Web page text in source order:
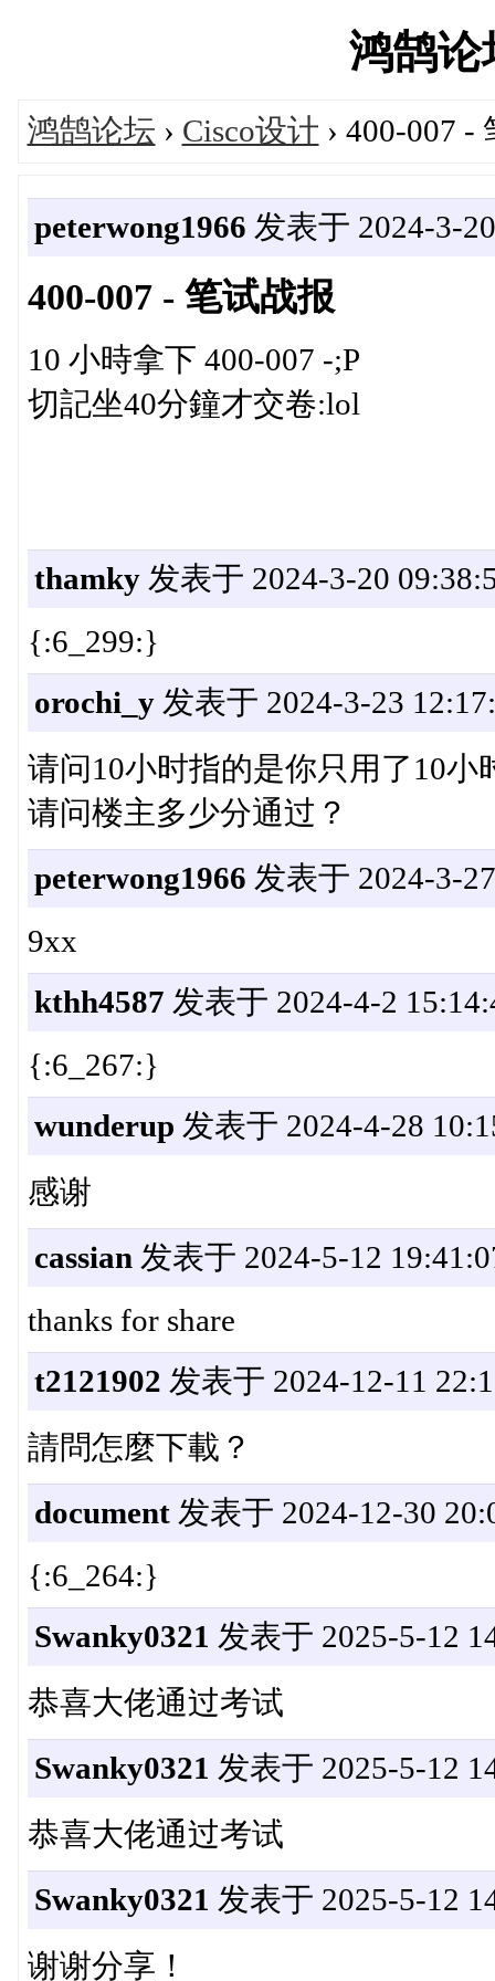
鸿鹄论
鸿鹄论坛 › Cisco设计 › 400-007 -
peterwong1966 发表于 2024-3-
400-007 - 笔试战报
10 小時拿下 400-007 -;P
切記坐40分鐘才交卷:lol
thamky发表于 2024-3-20
{:6_299:}
orochi_y发表于 2024-3-23
请问10小时指的是你只用了10小
请问楼主多少分通过？
peterwong1966 发表于 2024-3-
9xx
kthh4587 发表于 2024-4-2
{:6_267:}
wunderup 发表于 2024-4-28
感谢
cassian 发表于 2024-5-12
thanks for share
t2121902 发表于 2024-12-11
請問怎麼下載？
document发表于 2024-12-30
{:6_264:}
Swanky0321 发表于 2025-5-12
恭喜大佬通过考试
Swanky0321 发表于 2025-5-12
恭喜大佬通过考试
Swanky0321 发表于 2025-5-12
谢谢分享！